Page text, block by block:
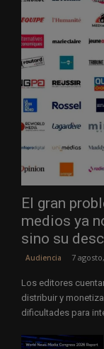
El gran
medios ya
sino su
Audiencia 7
Los editores
distribuir y
dificultades para